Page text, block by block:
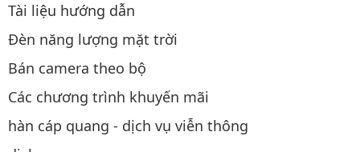
Tài liệu hướng dẫn
Đèn năng lượng mặt trời
Bán camera theo bộ
Các chương trình khuyến mãi
hàn cáp quang - dịch vụ viễn thông